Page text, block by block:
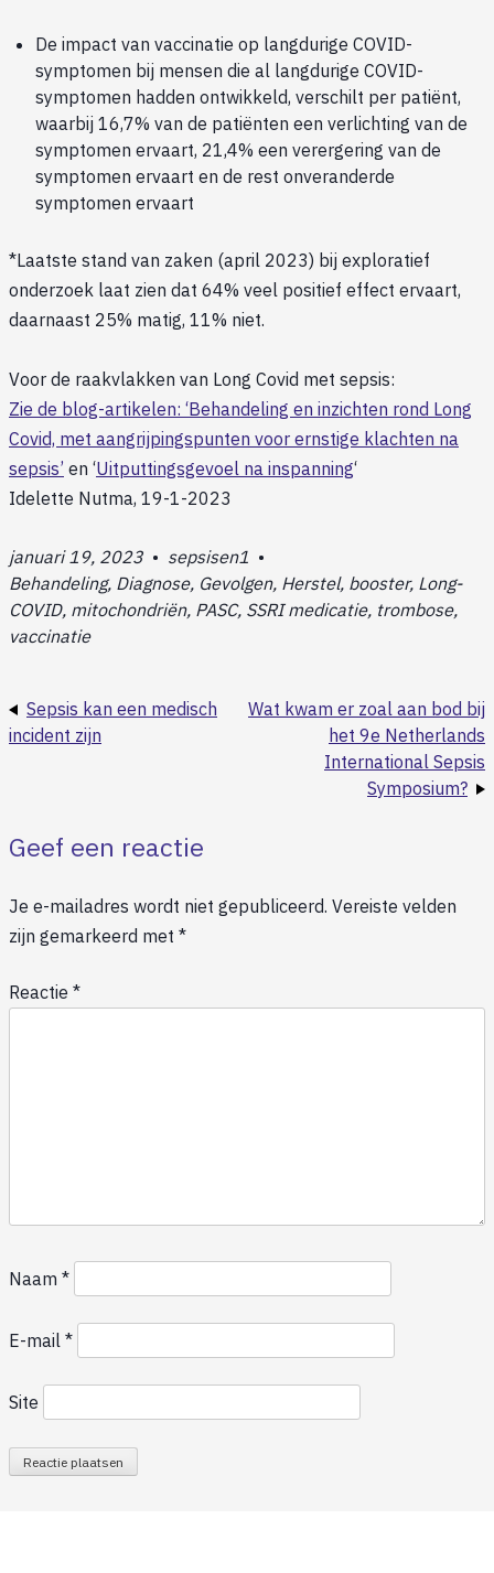
De impact van vaccinatie op langdurige COVID-
symptomen bij mensen die al langdurige COVID-
symptomen hadden ontwikkeld, verschilt per patiënt,
waarbij 16,7% van de patiënten een verlichting van de
symptomen ervaart, 21,4% een verergering van de
symptomen ervaart en de rest onveranderde
symptomen ervaart
*Laatste stand van zaken (april 2023) bij exploratief
onderzoek laat zien dat 64% veel positief effect ervaart,
daarnaast 25% matig, 11% niet.
Voor de raakvlakken van Long Covid met sepsis:
Zie de blog-artikelen: ‘Behandeling en inzichten rond Long
Covid, met aangrijpingspunten voor ernstige klachten na
sepsis’ en ‘Uitputtingsgevoel na inspanning‘
Idelette Nutma, 19-1-2023
januari 19, 2023 • sepsisen1 •
Behandeling, Diagnose, Gevolgen, Herstel, booster, Long-
COVID, mitochondriën, PASC, SSRI medicatie, trombose,
vaccinatie
Sepsis kan een medisch
incident zijn
Wat kwam er zoal aan bod bij
het 9e Netherlands
International Sepsis
Symposium?
Geef een reactie
Je e-mailadres wordt niet gepubliceerd. Vereiste velden
zijn gemarkeerd met *
Reactie *
Naam *
E-mail *
Site